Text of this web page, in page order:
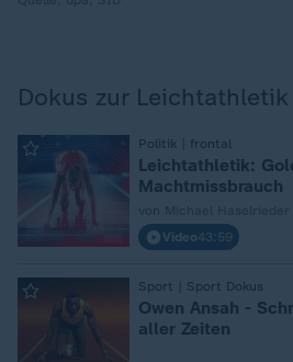
Dokus zur Leichtathletik
Politik | frontal
Leichtathletik:
Machtmissbrauch
Video43:59
Sport | Sport Dokus
Owen Ansah -
aller Zeiten